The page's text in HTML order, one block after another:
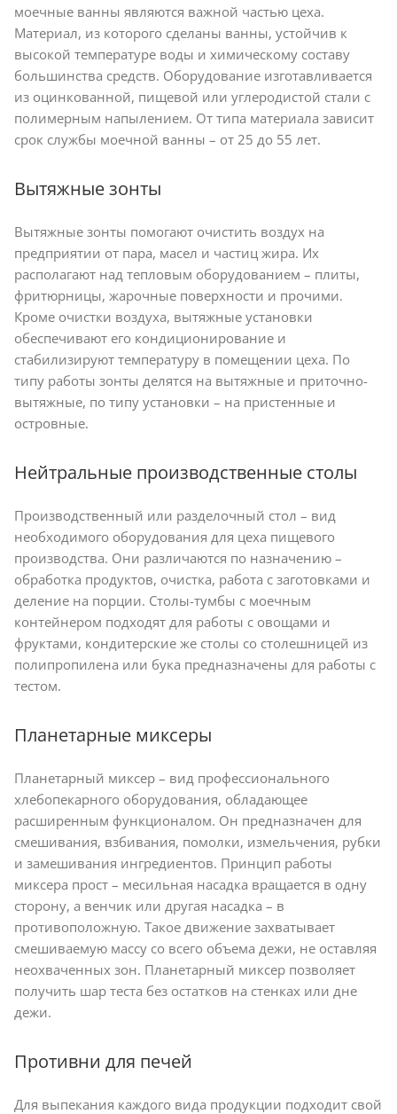
моечные ванны являются важной частью цеха.
Материал, из которого сделаны ванны, устойчив к
высокой температуре воды и химическому составу
большинства средств. Оборудование изготавливается
из оцинкованной, пищевой или углеродистой стали с
полимерным напылением. От типа материала зависит
срок службы моечной ванны – от 25 до 55 лет.
Вытяжные зонты
Вытяжные зонты помогают очистить воздух на
предприятии от пара, масел и частиц жира. Их
располагают над тепловым оборудованием – плиты,
фритюрницы, жарочные поверхности и прочими.
Кроме очистки воздуха, вытяжные установки
обеспечивают его кондиционирование и
стабилизируют температуру в помещении цеха. По
типу работы зонты делятся на вытяжные и приточно-
вытяжные, по типу установки – на пристенные и
островные.
Нейтральные производственные столы
Производственный или разделочный стол – вид
необходимого оборудования для цеха пищевого
производства. Они различаются по назначению –
обработка продуктов, очистка, работа с заготовками и
деление на порции. Столы-тумбы с моечным
контейнером подходят для работы с овощами и
фруктами, кондитерские же столы со столешницей из
полипропилена или бука предназначены для работы с
тестом.
Планетарные миксеры
Планетарный миксер – вид профессионального
хлебопекарного оборудования, обладающее
расширенным функционалом. Он предназначен для
смешивания, взбивания, помолки, измельчения, рубки
и замешивания ингредиентов. Принцип работы
миксера прост – месильная насадка вращается в одну
сторону, а венчик или другая насадка – в
противоположную. Такое движение захватывает
смешиваемую массу со всего объема дежи, не оставляя
неохваченных зон. Планетарный миксер позволяет
получить шар теста без остатков на стенках или дне
дежи.
Противни для печей
Для выпекания каждого вида продукции подходит свой